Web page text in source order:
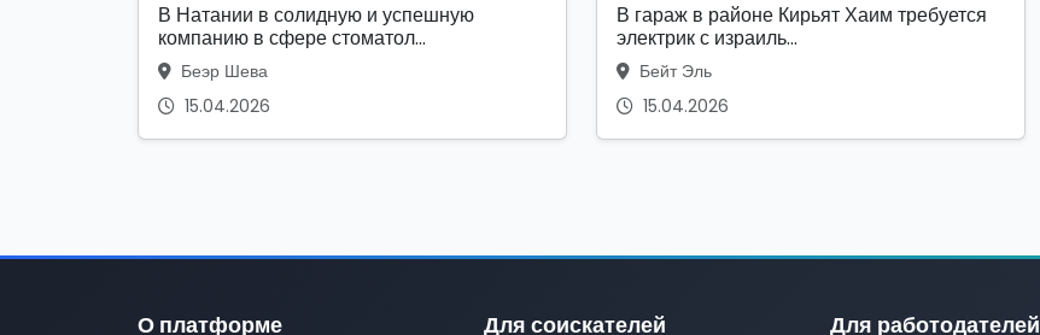
В Натании в солидную и успешную
компанию в сфере стоматол...
Беэр Шева
15.04.2026
В гараж в районе Кирьят Хаим требуется
электрик с израиль...
Бейт Эль
15.04.2026
О платформе Для соискателей Для работодателей